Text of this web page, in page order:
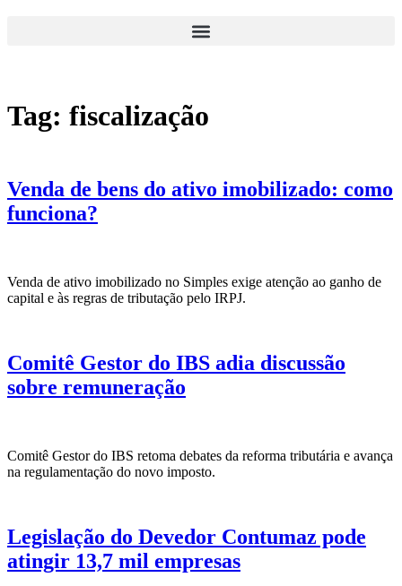
Tag: fiscalização
Venda de bens do ativo imobilizado: como
funciona?
Venda de ativo imobilizado no Simples exige atenção ao ganho de
capital e às regras de tributação pelo IRPJ.
Comitê Gestor do IBS adia discussão
sobre remuneração
Comitê Gestor do IBS retoma debates da reforma tributária e avança
na regulamentação do novo imposto.
Legislação do Devedor Contumaz pode
atingir 13,7 mil empresas